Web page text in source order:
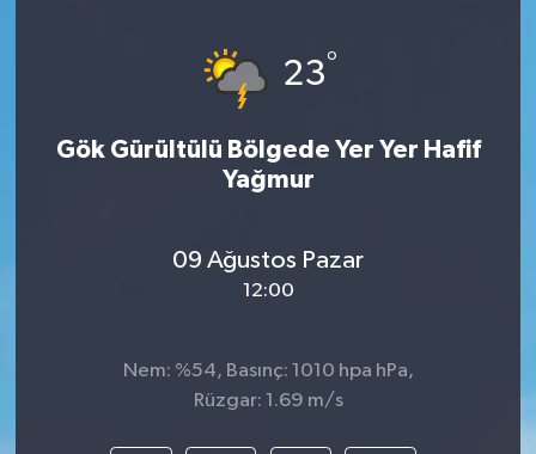
23°
Gök Gürültülü Bölgede Yer Yer Hafif
Yağmur
09 Ağustos Pazar
12:00
Nem: %54, Basınç: 1010 hpa hPa,
Rüzgar: 1.69 m/s